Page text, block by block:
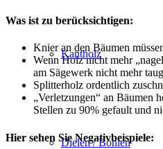
Kantholz
Dielen / Bohlen
Was ist zu berücksichtigen:
Knier an den Bäumen
Wenn Holz nicht mehr
am Sägewerk nicht mehr
Splitterholz ordentlich
„Verletzungen“ an Bäumen
Stellen zu 90% gefault und
Hier sehen Sie Negativbeispiele: